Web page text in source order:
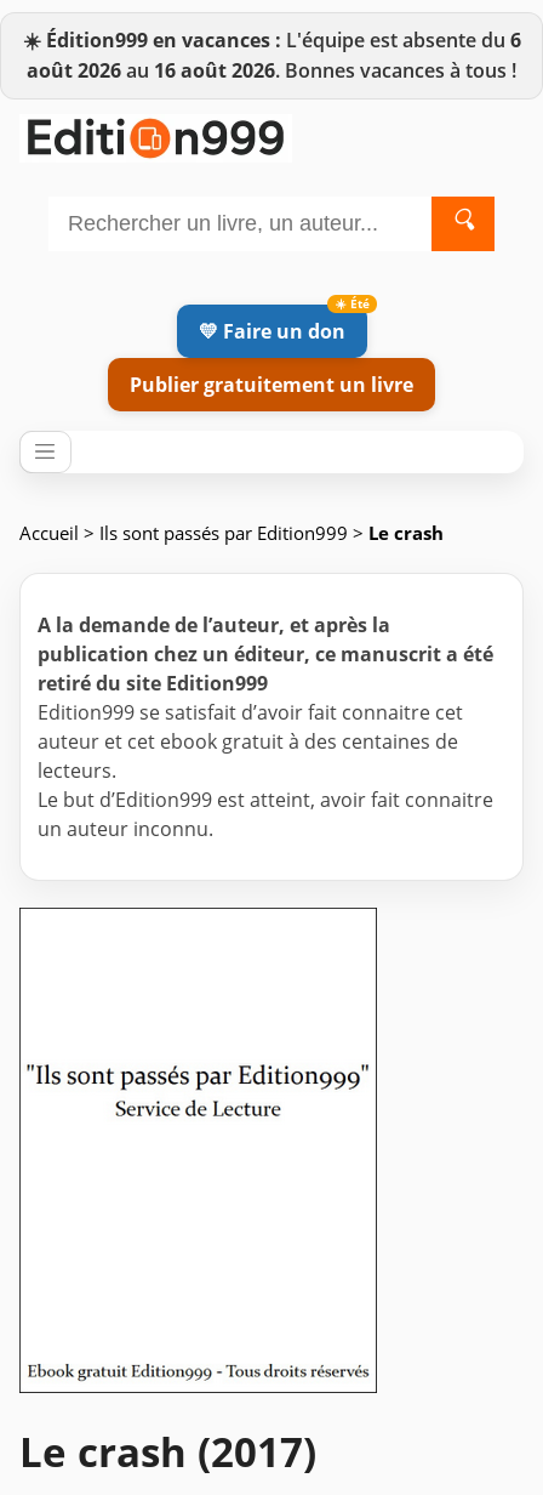
☀️ Édition999 en vacances : L'équipe est absente du 6
août 2026au 16 août 2026. Bonnes vacances à tous !
🔍
💛 Faire un don
Publier gratuitement un livre
Accueil > Ils sont passés par Edition999 > Le crash
A la demande de l’auteur, et après la
publication chez un éditeur, ce manuscrit a été
retiré du site Edition999
Edition999 se satisfait d’avoir fait connaitre cet
auteur et cet ebook gratuit à des centaines de
lecteurs.
Le but d’Edition999 est atteint, avoir fait connaitre
un auteur inconnu.
Le crash (2017)